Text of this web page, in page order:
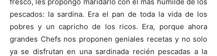
pescados: la sardina. Era el pan de toda la vida de los
pobres y un capricho de los ricos. Era, porque ahora
grandes Chefs nos proponen geniales recetas y no solo
ya se disfrutan en una sardinada recién pescadas a la